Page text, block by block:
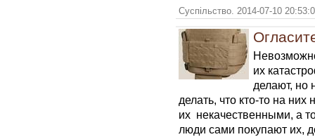
Суспільство. 2014-07-10
их
делают, но
делать, что кто-то на них
их некачественными, а
люди сами покупают их,